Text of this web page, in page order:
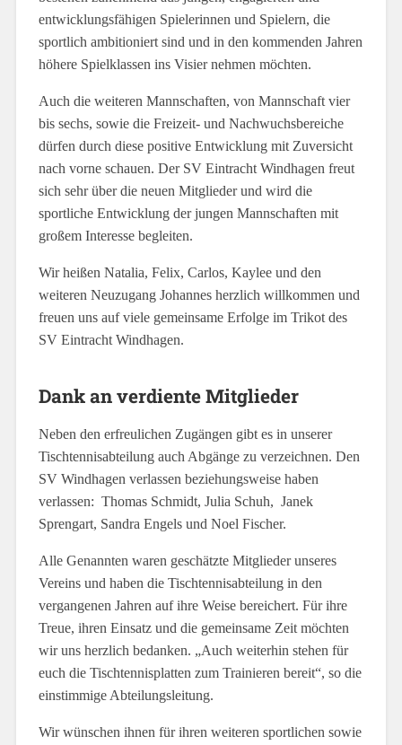
entwicklungsfähigen Spielerinnen und Spielern, die
sportlich ambitioniert sind und in den kommenden Jahren
höhere Spielklassen ins Visier nehmen möchten.
Auch die weiteren Mannschaften, von Mannschaft vier
bis sechs, sowie die Freizeit- und Nachwuchsbereiche
dürfen durch diese positive Entwicklung mit Zuversicht
nach vorne schauen. Der SV Eintracht Windhagen freut
sich sehr über die neuen Mitglieder und wird die
sportliche Entwicklung der jungen Mannschaften mit
großem Interesse begleiten.
Wir heißen Natalia, Felix, Carlos, Kaylee und den
weiteren Neuzugang Johannes herzlich willkommen und
freuen uns auf viele gemeinsame Erfolge im Trikot des
SV Eintracht Windhagen.
Dank an verdiente Mitglieder
Neben den erfreulichen Zugängen gibt es in unserer
Tischtennisabteilung auch Abgänge zu verzeichnen. Den
SV Windhagen verlassen beziehungsweise haben
verlassen: Thomas Schmidt, Julia Schuh, Janek
Sprengart, Sandra Engels und Noel Fischer.
Alle Genannten waren geschätzte Mitglieder unseres
Vereins und haben die Tischtennisabteilung in den
vergangenen Jahren auf ihre Weise bereichert. Für ihre
Treue, ihren Einsatz und die gemeinsame Zeit möchten
wir uns herzlich bedanken. „Auch weiterhin stehen für
euch die Tischtennisplatten zum Trainieren bereit“, so die
einstimmige Abteilungsleitung.
Wir wünschen ihnen für ihren weiteren sportlichen sowie